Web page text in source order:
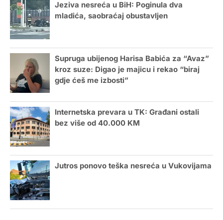
Jeziva nesreća u BiH: Poginula dva
mladića, saobraćaj obustavljen
Supruga ubijenog Harisa Babića za “Avaz”
kroz suze: Digao je majicu i rekao “biraj
gdje ćeš me izbosti”
Internetska prevara u TK: Građani ostali
bez više od 40.000 KM
Jutros ponovo teška nesreća u Vukovijama